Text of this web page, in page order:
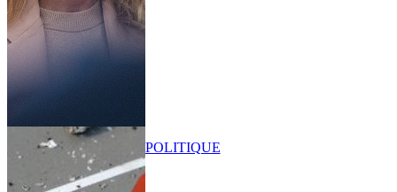
POLITIQUE